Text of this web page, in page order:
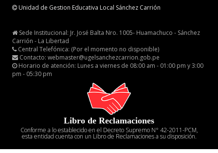
Unidad de Gestion Educativa Local Sánchez Carrión
Sede Institucional: Jr. José Balta Nro. 1005- Huamachuco - Sánchez
Carrión - La Libertad
Central Telefónica: (Por el momento no disponible)
Contacto: webmaster@ugelsanchezcarrion.gob.pe
Horario de atención: Lunes a viernes de 08:00 am - 01:00 pm y 3:00
pm - 05:30 pm
Libro de Reclamaciones
Conforme a lo establecido en el Decreto Supremo N° 42-2011-PCM,
esta entidad cuenta con un Libro de Reclamaciones a su disposición.